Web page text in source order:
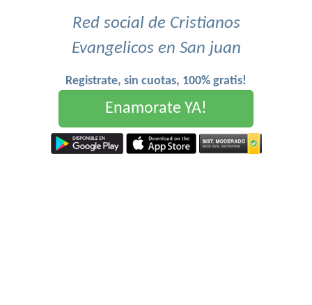
Red social de Cristianos
Evangelicos en San juan
Registrate, sin cuotas, 100% gratis!
Enamorate YA!